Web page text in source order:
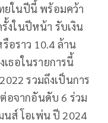
ยในปีนี้ พร้อมคว้า
งในปีหน้า รับเงิน
อราว 10.4 ล้าน
ธอในรายการนี้
รวมถึงเป็นการ
อจากอันดับ 6 ร่วม
นส์ โอเพ่น ปี 2024